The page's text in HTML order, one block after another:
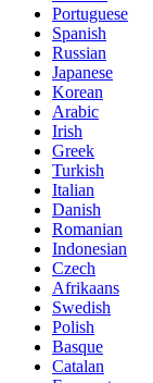
Portuguese
Spanish
Russian
Japanese
Korean
Arabic
Irish
Greek
Turkish
Italian
Danish
Romanian
Indonesian
Czech
Afrikaans
Swedish
Polish
Basque
Catalan